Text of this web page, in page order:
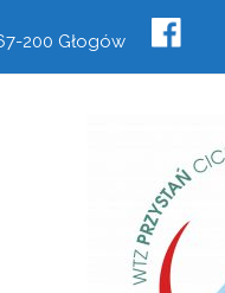
200 Głogów